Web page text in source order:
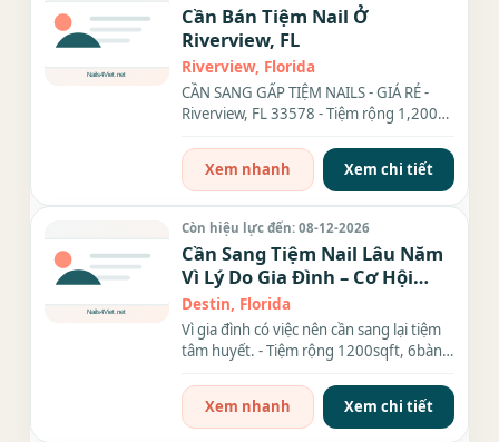
Cần Bán Tiệm Nail Ở
Riverview, FL
Riverview, Florida
CẦN SANG GẤP TIỆM NAILS - GIÁ RẺ -
Riverview, FL 33578 - Tiệm rộng 1,200
Xem nhanh
Xem chi tiết
Còn hiệu lực đến: 08-12-2026
Cần Sang Tiệm Nail Lâu Năm
Vì Lý Do Gia Đình – Cơ Hội
Vàng Cho Ai Muốn Đầu Tư!
Destin, Florida
Vì gia đình có việc nên cần sang lại tiệm
tâm huyết. - Tiệm rộng 1200sqft, 6bàn –
Xem nhanh
Xem chi tiết